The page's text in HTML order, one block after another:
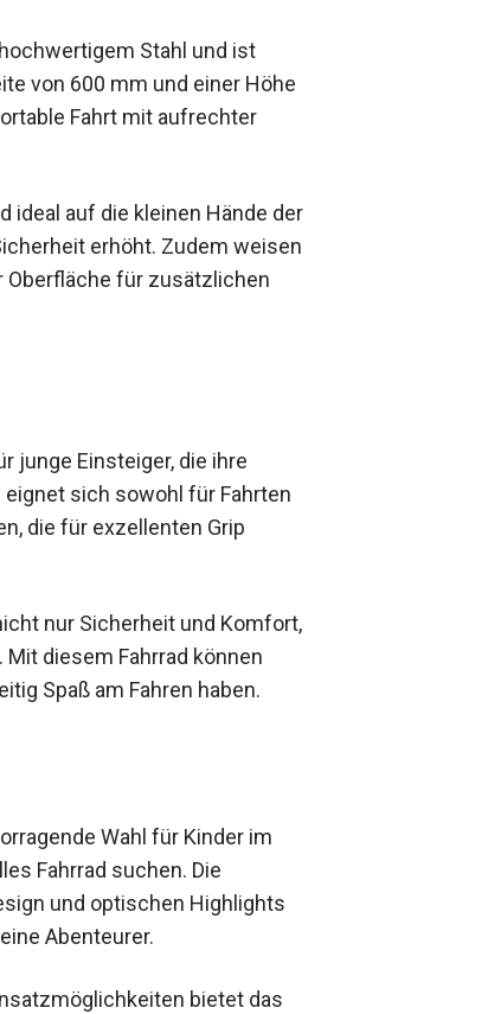
Stahl und ist
von 600 mm und einer Höhe
Fahrt mit aufrechter
ideal auf die kleinen Hände
Sicherheit erhöht. Zudem
an der Oberfläche für
junge Einsteiger, die ihre
sich sowohl für Fahrten
die für exzellenten Grip
nur Sicherheit und
Fahrer. Mit diesem Fahrrad
Spaß am Fahren
Wahl für Kinder im
Fahrrad suchen. Die
und optischen Highlights